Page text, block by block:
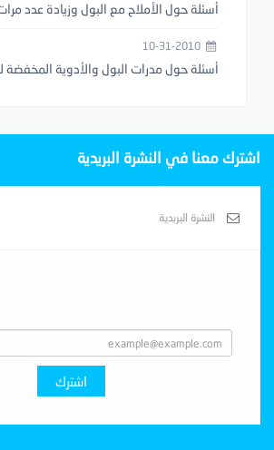
أسئلة حول الأملاح مع البول وزيادة عدد
أسئلة حول مدرات البول والأدوية المخفضة
اشترك معنا في النشرة البريدية
اشترك